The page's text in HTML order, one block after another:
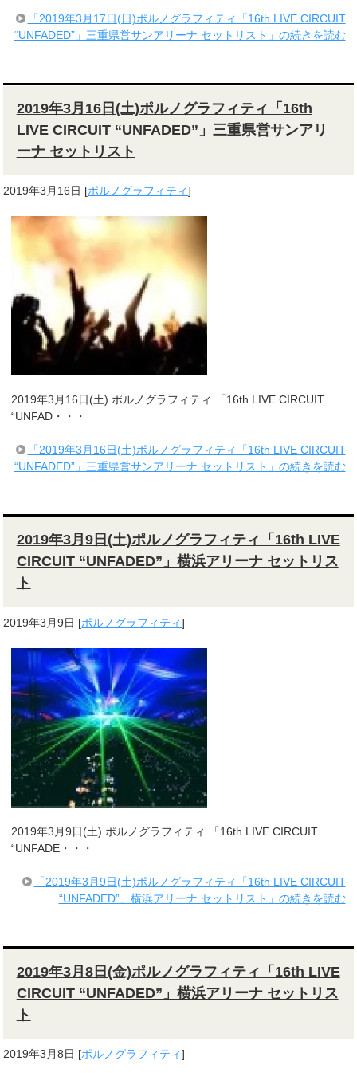
「2019年3月17日(日)ポルノグラフィティ「16th LIVE CIRCUIT
“UNFADED”」三重県営サンアリーナ セットリスト」の続きを読む
2019年3月16日(土)ポルノグラフィティ「16th
LIVE CIRCUIT “UNFADED”」三重県営サンアリ
ーナ セットリスト
2019年3月16日 [ポルノグラフィティ]
2019年3月16日(土) ポルノグラフィティ 「16th LIVE CIRCUIT
“UNFAD・・・
「2019年3月16日(土)ポルノグラフィティ「16th LIVE CIRCUIT
“UNFADED”」三重県営サンアリーナ セットリスト」の続きを読む
2019年3月9日(土)ポルノグラフィティ「16th LIVE
CIRCUIT “UNFADED”」横浜アリーナ セットリス
ト
2019年3月9日 [ポルノグラフィティ]
2019年3月9日(土) ポルノグラフィティ 「16th LIVE CIRCUIT
“UNFADE・・・
「2019年3月9日(土)ポルノグラフィティ「16th LIVE CIRCUIT
“UNFADED”」横浜アリーナ セットリスト」の続きを読む
2019年3月8日(金)ポルノグラフィティ「16th LIVE
CIRCUIT “UNFADED”」横浜アリーナ セットリス
ト
2019年3月8日 [ポルノグラフィティ]